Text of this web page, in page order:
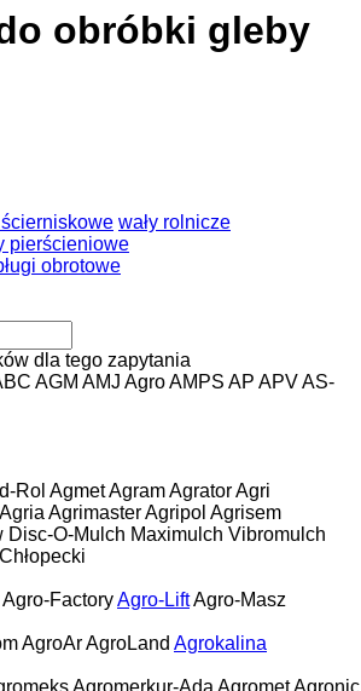
obróbki gleby
wały rolnicze
pierścieniowe
obrotowe
dla tego zapytania
AGM AMJ AgroAMPS AP APVAS-
Rol AgmetAgramAgratorAgri
Agria AgrimasterAgripol Agrisem
Disc-O-Mulch Maximulch Vibromulch
Agro-FactoryAgro-LiftAgro-Masz
AgroArAgroLand Agrokalina
Agromerkur-Ada AgrometAgronic